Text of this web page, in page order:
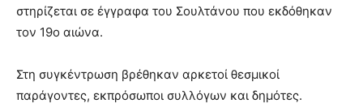
hd
στηρίζεται σε έγγραφα του Σουλτάνου που εκδόθηκαν
τον 19ο αιώνα.
Στη συγκέντρωση βρέθηκαν αρκετοί θεσμικοί
παράγοντες, εκπρόσωποι συλλόγων και δημότες.